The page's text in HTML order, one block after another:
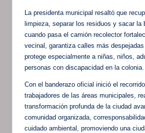
La presidenta municipal resaltó que
limpieza, separar los residuos y sacar la
cuando pasa el camión recolector
vecinal, garantiza calles más
protege especialmente a niñas, niños,
personas con discapacidad en la colonia.
Con el banderazo oficial inició el
trabajadores de las áreas municipales,
transformación profunda de la ciudad
comunidad organizada,
cuidado ambiental, promoviendo una